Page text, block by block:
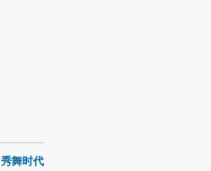
秀舞时代